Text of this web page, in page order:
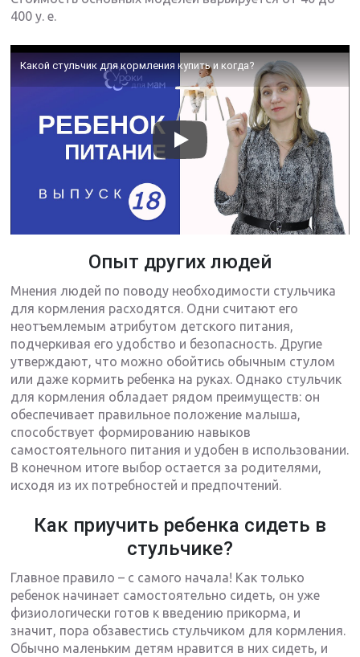
400 у. е.
Какой стульчик для кормления купить и когда?
Опыт других людей
Мнения людей по поводу необходимости стульчика
для кормления расходятся. Одни считают его
неотъемлемым атрибутом детского питания,
подчеркивая его удобство и безопасность. Другие
утверждают, что можно обойтись обычным стулом
или даже кормить ребенка на руках. Однако стульчик
для кормления обладает рядом преимуществ: он
обеспечивает правильное положение малыша,
способствует формированию навыков
самостоятельного питания и удобен в использовании.
В конечном итоге выбор остается за родителями,
исходя из их потребностей и предпочтений.
Как приучить ребенка сидеть в
стульчике?
Главное правило – с самого начала! Как только
ребенок начинает самостоятельно сидеть, он уже
физиологически готов к введению прикорма, и
значит, пора обзавестись стульчиком для кормления.
Обычно маленьким детям нравится в них сидеть, и